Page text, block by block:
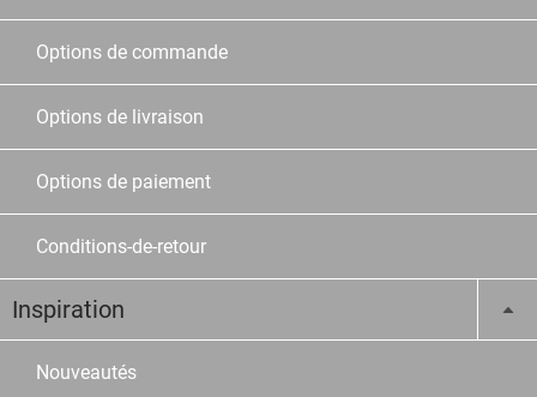
Options de commande
Options de livraison
Options de paiement
Conditions-de-retour
Inspiration
Nouveautés